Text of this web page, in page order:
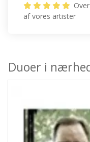
af vores artister
Duoer i